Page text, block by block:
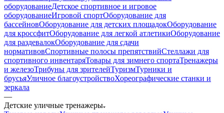
оборудованиеДетское спортивное и игровое
оборудованиеИгровой спортОборудование для
бассейновОборудование для детских площадокОборудование
для кроссфитОборудование для легкой атлетикиОборудование
для раздевалокОборудование для сдачи
нормативовСпортивные полосы препятствийСтеллажи для
спортивного инвентаряТовары для зимнего спортаТренажеры
и железоТрибуны для зрителейТуризмТурники и
брусьяУличное благоустройствоХореографические станки и
зеркала
—
Детские уличные тренажеры